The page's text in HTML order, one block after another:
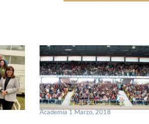
Academia 1 Marzo, 2018